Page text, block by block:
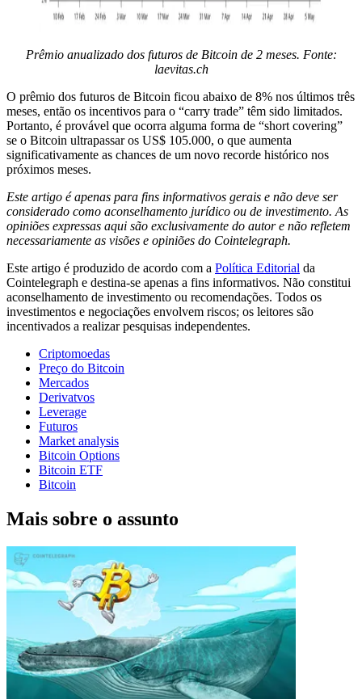
Prêmio anualizado dos futuros de Bitcoin de 2 meses. Fonte:
laevitas.ch
O prêmio dos futuros de Bitcoin ficou abaixo de 8% nos últimos três
meses, então os incentivos para o “carry trade” têm sido limitados.
Portanto, é provável que ocorra alguma forma de “short covering”
se o Bitcoin ultrapassar os US$ 105.000, o que aumenta
significativamente as chances de um novo recorde histórico nos
próximos meses.
Este artigo é apenas para fins informativos gerais e não deve ser
considerado como aconselhamento jurídico ou de investimento. As
opiniões expressas aqui são exclusivamente do autor e não refletem
necessariamente as visões e opiniões do Cointelegraph.
Este artigo é produzido de acordo com a Política Editorial da
Cointelegraph e destina-se apenas a fins informativos. Não constitui
aconselhamento de investimento ou recomendações. Todos os
investimentos e negociações envolvem riscos; os leitores são
incentivados a realizar pesquisas independentes.
Criptomoedas
Preço do Bitcoin
Mercados
Derivatvos
Leverage
Futuros
Market analysis
Bitcoin Options
Bitcoin ETF
Bitcoin
Mais sobre o assunto